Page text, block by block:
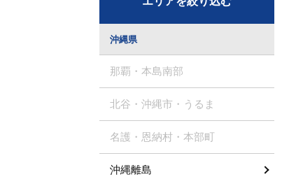
料金体系
造園工事の料金は、『植樹の本数』『時間単位』の2通りが存在
人数×時間が見積りの内容になります。料金は単に施工の材料や
職人の人数だけでなく廃材などの処分費用なども発生します。抜
け漏れのないように総額をしっかり把握して業者の選定を行いま
沖縄県
那覇・本島南部
北谷・沖縄市・うるま
名護・恩納村・本部町
沖縄離島